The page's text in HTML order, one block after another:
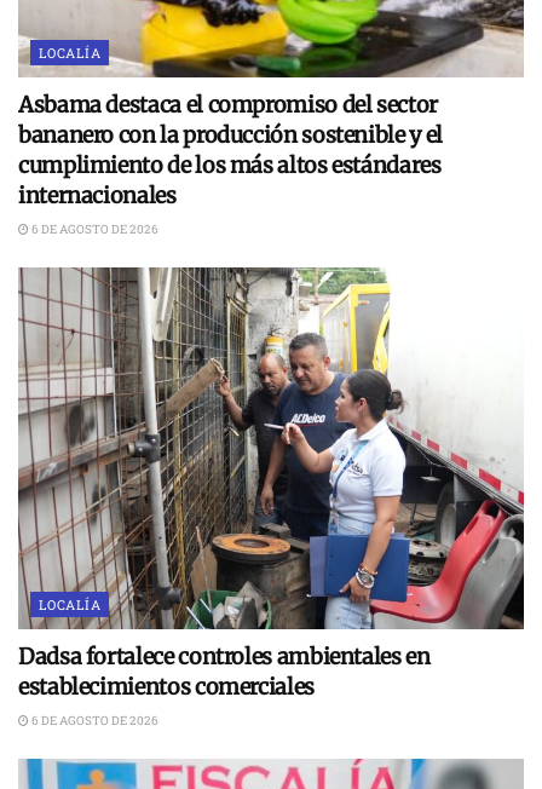
LOCALÍA
Asbama destaca el compromiso del sector
bananero con la producción sostenible y el
cumplimiento de los más altos estándares
internacionales
6 DE AGOSTO DE 2026
LOCALÍA
Dadsa fortalece controles ambientales en
establecimientos comerciales
6 DE AGOSTO DE 2026